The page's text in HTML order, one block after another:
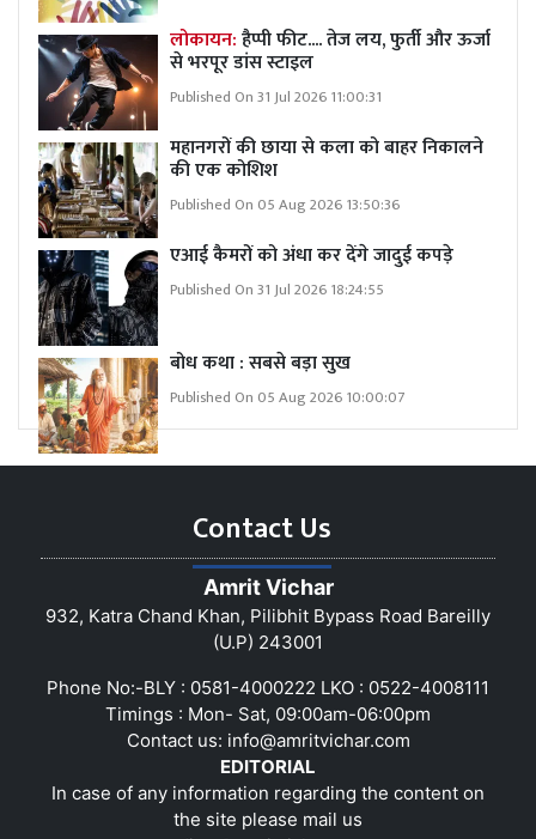
लोकायन:हैप्पी फीट.... तेज लय, फुर्ती और ऊर्जा
से भरपूर डांस स्टाइल
Published On 31 Jul 2026 11:00:31
महानगरों की छाया से कला को बाहर निकालने
की एक कोशिश
Published On 05 Aug 2026 13:50:36
एआई कैमरों को अंधा कर देंगे जादुई कपड़े
Published On 31 Jul 2026 18:24:55
बोध कथा : सबसे बड़ा सुख
Published On 05 Aug 2026 10:00:07
Contact Us
Amrit Vichar
932, Katra Chand Khan, Pilibhit Bypass Road Bareilly
(U.P) 243001
Phone No:-BLY : 0581-4000222 LKO : 0522-4008111
Timings : Mon- Sat, 09:00am-06:00pm
Contact us: info@amritvichar.com
EDITORIAL
In case of any information regarding the content on
the site please mail us